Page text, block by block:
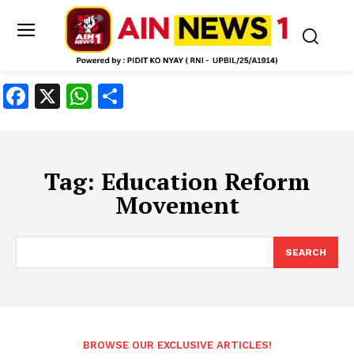
Facebook
X WhatsApp
Tag: Education Reform
Movement
SEARCH
BROWSE OUR EXCLUSIVE ARTICLES!